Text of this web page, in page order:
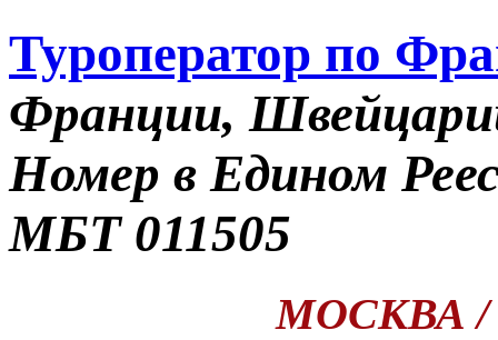
Туроператор по
Франции,
Номер в Едином
МБТ 011505
МОСКВА /